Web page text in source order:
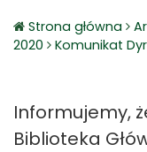
Strona główna
2020
Komunikat
Informujemy,
Biblioteka